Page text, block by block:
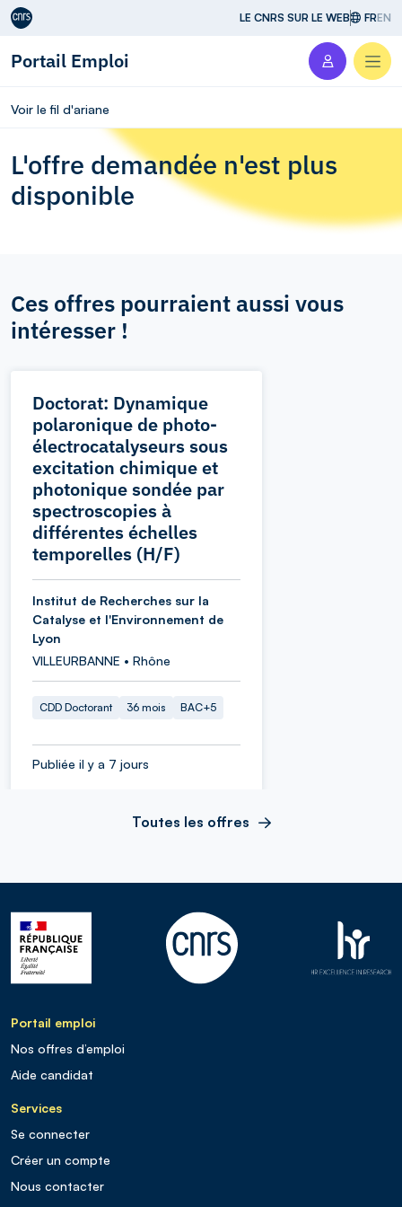
Aller au contenu LE CNRS SUR LE WEB FREN
Portail Emploi
Voir le fil d'ariane
L'offre demandée n'est plus
disponible
Ces offres pourraient aussi vous
intéresser !
Doctorat: Dynamique
polaronique de photo-
électrocatalyseurs sous
excitation chimique et
photonique sondée par
spectroscopies à
différentes échelles
temporelles (H/F)
Institut de Recherches sur la
Catalyse et l'Environnement de
Lyon
VILLEURBANNE • Rhône
CDD Doctorant 36 mois BAC+5
Publiée il y a 7 jours
Toutes les offres
Portail emploi
Nos offres d’emploi
Aide candidat
Services
Se connecter
Créer un compte
Nous contacter